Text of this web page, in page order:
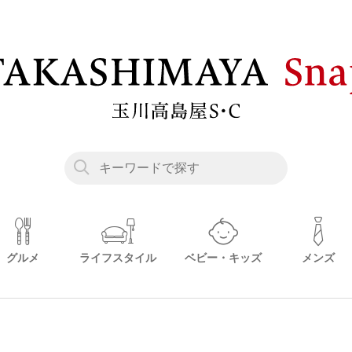
グルメ ライフスタイル ベビー・キッズ メンズ